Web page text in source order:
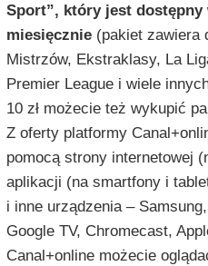
Sport”, który jest dostępny
miesięcznie(pakiet zawiera
Mistrzów, Ekstraklasy, La
Premier League i wiele
10 zł możecie też wykupić
Z oferty platformy
pomocą strony internetowej
aplikacji (na smartfony i
i inne urządzenia –
Google TV, Chromecast,
Canal+online możecie